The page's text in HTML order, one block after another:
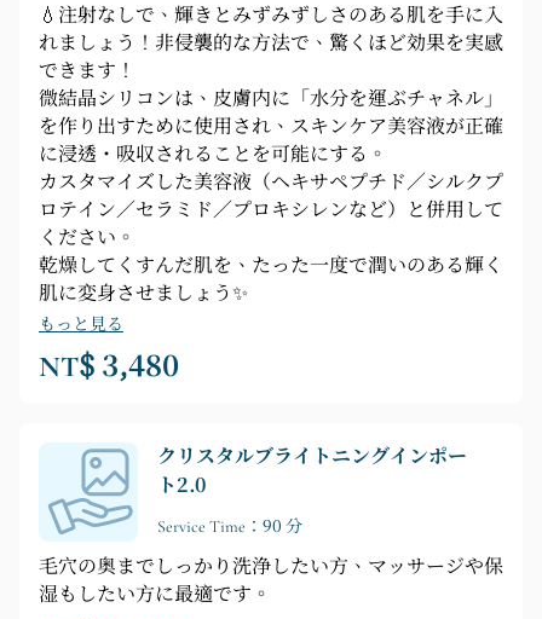
💧注射なしで、輝きとみずみずしさのある肌を手に入
れましょう！非侵襲的な方法で、驚くほど効果を実感
できます！
微結晶シリコンは、皮膚内に「水分を運ぶチャネル」
を作り出すために使用され、スキンケア美容液が正確
に浸透・吸収されることを可能にする。
カスタマイズした美容液（ヘキサペプチド／シルクプ
ロテイン／セラミド／プロキシレンなど）と併用して
ください。
乾燥してくすんだ肌を、たった一度で潤いのある輝く
肌に変身させましょう✨
もっと見る
NT$ 3,480
クリスタルブライトニングインポー
ト2.0
Service Time：90 分
毛穴の奥までしっかり洗浄したい方、マッサージや保
湿もしたい方に最適です。